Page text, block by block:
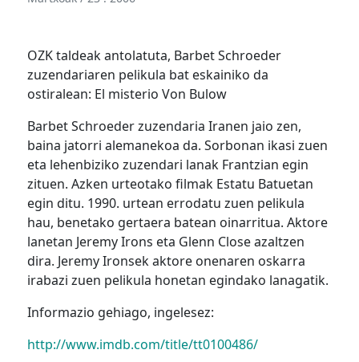
OZK taldeak antolatuta, Barbet Schroeder
zuzendariaren pelikula bat eskainiko da
ostiralean: El misterio Von Bulow
Barbet Schroeder zuzendaria Iranen jaio zen,
baina jatorri alemanekoa da. Sorbonan ikasi zuen
eta lehenbiziko zuzendari lanak Frantzian egin
zituen. Azken urteotako filmak Estatu Batuetan
egin ditu. 1990. urtean errodatu zuen pelikula
hau, benetako gertaera batean oinarritua. Aktore
lanetan Jeremy Irons eta Glenn Close azaltzen
dira. Jeremy Ironsek aktore onenaren oskarra
irabazi zuen pelikula honetan egindako lanagatik.
Informazio gehiago, ingelesez:
http://www.imdb.com/title/tt0100486/